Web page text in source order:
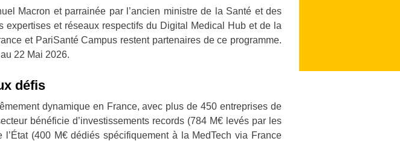
Macron et parrainée par l’ancien ministre de la Santé et des
et réseaux respectifs du Digital Medical Hub et de la
et PariSanté Campus restent partenaires de ce programme.
22 Mai 2026.
défis
dynamique en France, avec plus de 450 entreprises de
bénéficie d’investissements records (784 M€ levés par les
(400 M€ dédiés spécifiquement à la MedTech via France